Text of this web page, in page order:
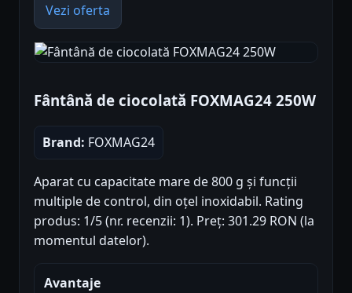
Vezi oferta
Fântână de ciocolată FOXMAG24 250W
Brand: FOXMAG24
Aparat cu capacitate mare de 800 g și funcții
multiple de control, din oțel inoxidabil. Rating
produs: 1/5 (nr. recenzii: 1). Preț: 301.29 RON (la
momentul datelor).
Avantaje